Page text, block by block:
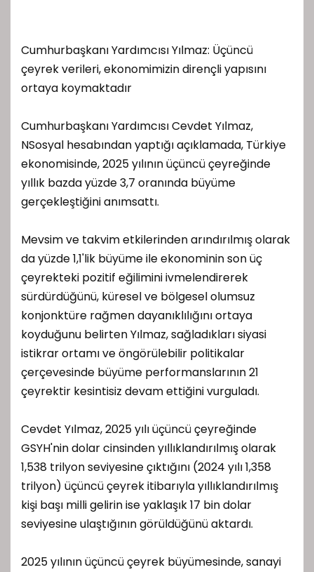
Cumhurbaşkanı Yardımcısı Yılmaz: Üçüncü
çeyrek verileri, ekonomimizin dirençli yapısını
ortaya koymaktadır
Cumhurbaşkanı Yardımcısı Cevdet Yılmaz,
NSosyal hesabından yaptığı açıklamada, Türkiye
ekonomisinde, 2025 yılının üçüncü çeyreğinde
yıllık bazda yüzde 3,7 oranında büyüme
gerçekleştiğini anımsattı.
Mevsim ve takvim etkilerinden arındırılmış olarak
da yüzde 1,1'lik büyüme ile ekonominin son üç
çeyrekteki pozitif eğilimini ivmelendirerek
sürdürdüğünü, küresel ve bölgesel olumsuz
konjonktüre rağmen dayanıklılığını ortaya
koyduğunu belirten Yılmaz, sağladıkları siyasi
istikrar ortamı ve öngörülebilir politikalar
çerçevesinde büyüme performanslarının 21
çeyrektir kesintisiz devam ettiğini vurguladı.
Cevdet Yılmaz, 2025 yılı üçüncü çeyreğinde
GSYH'nin dolar cinsinden yıllıklandırılmış olarak
1,538 trilyon seviyesine çıktığını (2024 yılı 1,358
trilyon) üçüncü çeyrek itibarıyla yıllıklandırılmış
kişi başı milli gelirin ise yaklaşık 17 bin dolar
seviyesine ulaştığının görüldüğünü aktardı.
2025 yılının üçüncü çeyrek büyümesinde, sanayi